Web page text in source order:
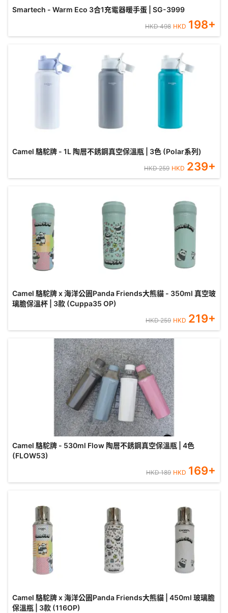
Smartech - Warm Eco 3合1充電器暖手蛋 | SG-3999
HKD498 HKD 198+
Camel 駱駝牌 - 1L 陶層不銹鋼真空保溫瓶 | 3色 (Polar系列)
HKD259 HKD 239+
Camel 駱駝牌 x 海洋公園Panda Friends大熊貓 - 350ml 真空玻
璃膽保溫杯 | 3款 (Cuppa35 OP)
HKD259 HKD 219+
Camel 駱駝牌 - 530ml Flow 陶層不銹鋼真空保溫瓶 | 4色
(FLOW53)
HKD189 HKD 169+
Camel 駱駝牌 x 海洋公園Panda Friends大熊貓 | 450ml 玻璃膽
保溫瓶 | 3款 (116OP)